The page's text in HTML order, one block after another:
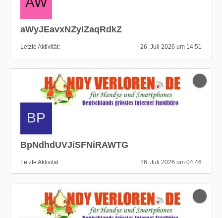
aWyJEavxNZyIZaqRdkZ
Letzte Aktivität 26. Juli 2026 um 14:51
BpNdhdUVJiSFNiRAWTG
Letzte Aktivität 26. Juli 2026 um 04:46